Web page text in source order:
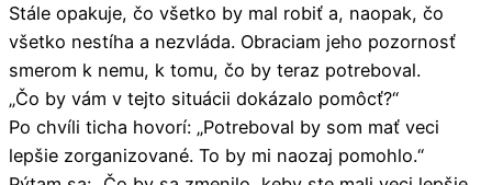
Stále opakuje, čo všetko by mal robiť a, naopak, čo
všetko nestíha a nezvláda. Obraciam jeho pozornosť
smerom k nemu, k tomu, čo by teraz potreboval.
„Čo by vám v tejto situácii dokázalo pomôcť?“
Po chvíli ticha hovorí: „Potreboval by som mať veci
lepšie zorganizované. To by mi naozaj pomohlo.“